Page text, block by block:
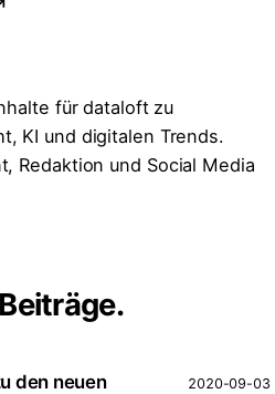
für dataloft zu
KI und digitalen Trends.
Redaktion und Social Media
den neuen
2020-09-03